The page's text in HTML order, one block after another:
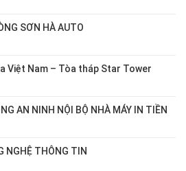
SƠN HÀ AUTO
Việt Nam – Tòa tháp Star Tower
AN NINH NỘI BỘ NHÀ MÁY IN TIỀN
NGHỆ THÔNG TIN